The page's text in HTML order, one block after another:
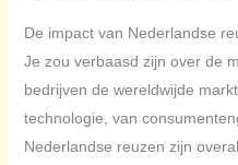
De impact van Nederlandse
Je zou verbaasd zijn over de
bedrijven de wereldwijde
technologie, van
Nederlandse reuzen zijn